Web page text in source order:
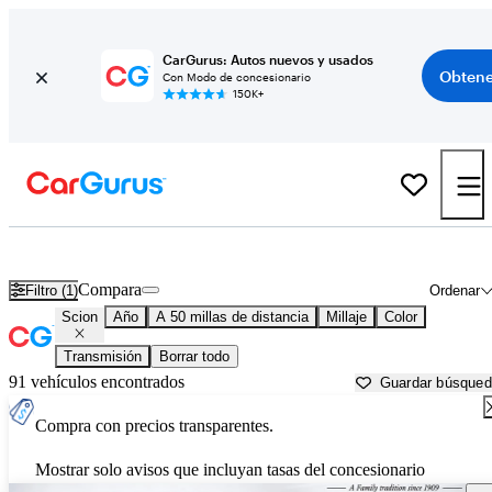
CarGurus: Autos nuevos y usados
Con Modo de concesionario
150K+
Filtro (1) Ordenar
Compara
Scion Año A 50 millas de distancia Millaje Color
Transmisión Borrar todo
91 vehículos encontrados Guardar
Compra con precios transparentes.
Mostrar solo avisos que incluyan tasas del concesionario